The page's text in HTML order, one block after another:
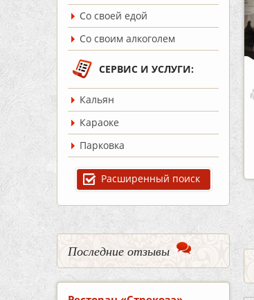
Со своей едой
Со своим алкоголем
СЕРВИС И УСЛУГИ:
Кальян
Караоке
Парковка
Расширенный поиск
Последние отзывы